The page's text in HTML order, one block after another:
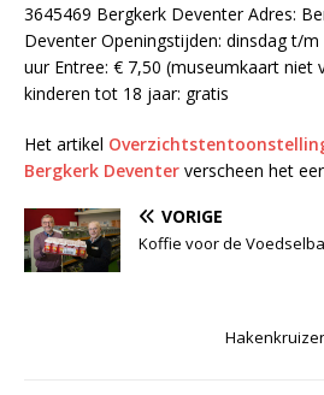
3645469 Bergkerk Deventer Adres:
Deventer Openingstijden: dinsdag t/
uur Entree: € 7,50 (museumkaart niet
kinderen tot 18 jaar: gratis
Het artikel
Bergkerk Deventer verscheen het
VORIGE
Koffie voor de